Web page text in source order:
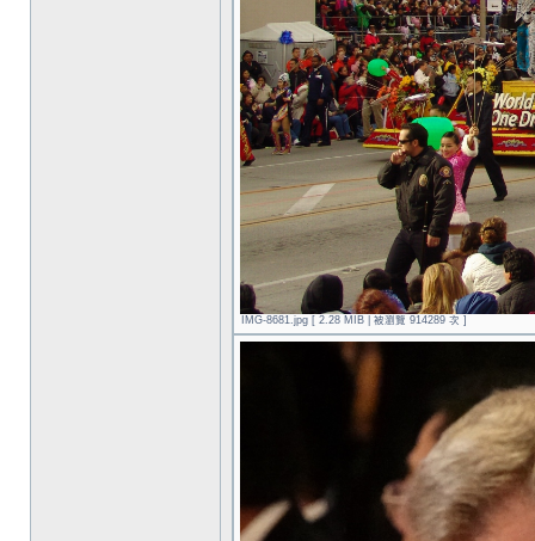
IMG-8681.jpg [ 2.28 MIB | 被瀏覽 914289 次 ]